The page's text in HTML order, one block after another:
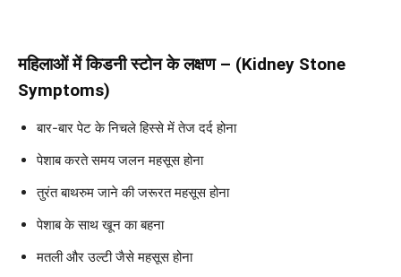
महिलाओं में किडनी स्टोन के लक्षण – (Kidney Stone
Symptoms)
बार-बार पेट के निचले हिस्से में तेज दर्द होना
पेशाब करते समय जलन महसूस होना
तुरंत बाथरुम जाने की जरूरत महसूस होना
पेशाब के साथ खून का बहना
मतली और उल्टी जैसे महसूस होना